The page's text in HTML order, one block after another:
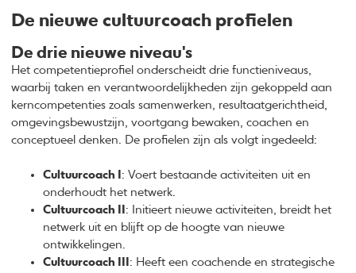
De nieuwe cultuurcoach profielen
De drie nieuwe niveau's
Het competentieprofiel onderscheidt drie functieniveaus,
waarbij taken en verantwoordelijkheden zijn gekoppeld aan
kerncompetenties zoals samenwerken, resultaatgerichtheid,
omgevingsbewustzijn, voortgang bewaken, coachen en
conceptueel denken. De profielen zijn als volgt ingedeeld:
Cultuurcoach I : Voert bestaande activiteiten uit en
onderhoudt het netwerk.
Cultuurcoach II : Initieert nieuwe activiteiten, breidt het
netwerk uit en blijft op de hoogte van nieuwe
ontwikkelingen.
Cultuurcoach III : Heeft een coachende en strategische